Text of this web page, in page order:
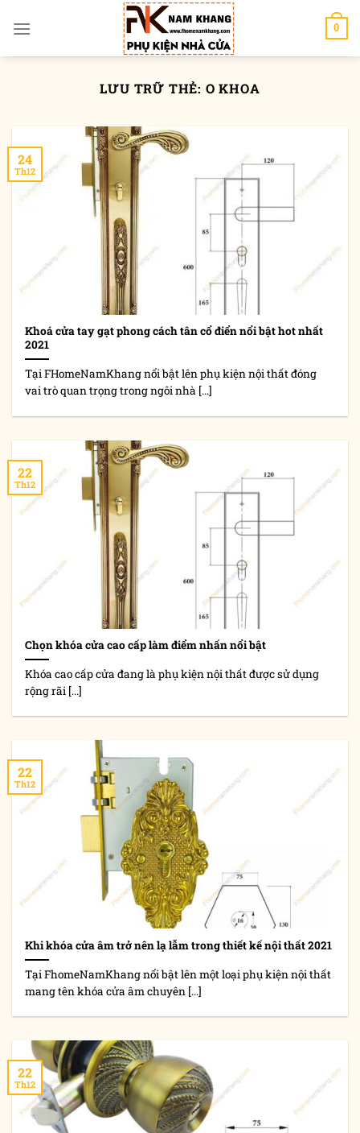
đến
0
LƯU TRỮ THẺ: O KHOA
Khoá cửa tay gạt phong cách tân cổ điển nổi bật hot nhất
2021
Tại FHomeNamKhang nổi bật lên phụ kiện nội thất đóng
vai trò quan trọng trong ngôi nhà [...]
24
Th12
Chọn khóa cửa cao cấp làm điểm nhấn nổi bật
Khóa cao cấp cửa đang là phụ kiện nội thất được sử dụng
rộng rãi [...]
22
Th12
Khi khóa cửa âm trở nên lạ lẫm trong thiết kế nội thất 2021
Tại FhomeNamKhang nổi bật lên một loại phụ kiện nội thất
mang tên khóa cửa âm chuyên [...]
22
Th12
22
Th12